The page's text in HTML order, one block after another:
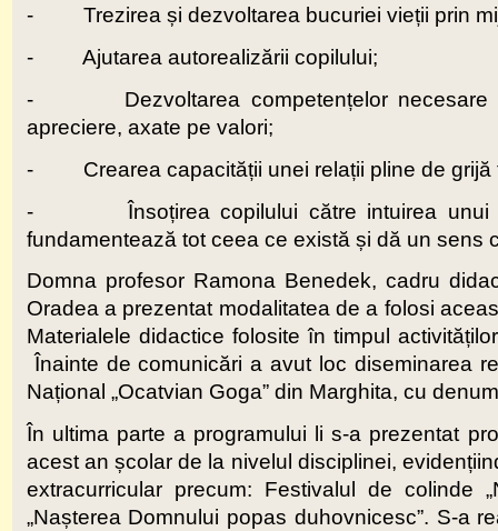
- Trezirea și dezvoltarea bucuriei vieții prin
- Ajutarea autorealizării copilului;
- Dezvoltarea competențelor necesare
apreciere, axate pe valori;
- Crearea capacității unei relații pline de grijă
- Însoțirea copilului către intuirea unui
fundamentează tot ceea ce există și dă un sens
Domna profesor Ramona Benedek, cadru
Oradea a prezentat modalitatea de a folosi
Materialele didactice folosite în timpul
Înainte de comunicări a avut loc diseminarea
Național „Ocatvian Goga” din Marghita, cu
În ultima parte a programului li s-a prezentat
acest an școlar de la nivelul disciplinei,
extracurricular precum: Festivalul de colinde
„Nașterea Domnului popas duhovnicesc”. S-a